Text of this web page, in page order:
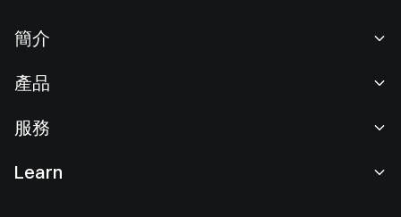
簡介
新聞中心
產品
現貨交易
服務
Learn